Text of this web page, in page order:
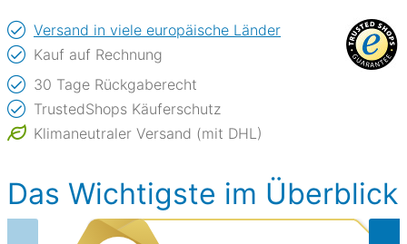
Versand in viele europäische Länder
Kauf auf Rechnung
30 Tage Rückgaberecht
TrustedShops Käuferschutz
Klimaneutraler Versand (mit DHL)
Das Wichtigste im Überblick